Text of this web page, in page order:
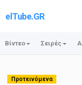
elTube.GR
Βίντεο Σειρές
Προτεινόμενα